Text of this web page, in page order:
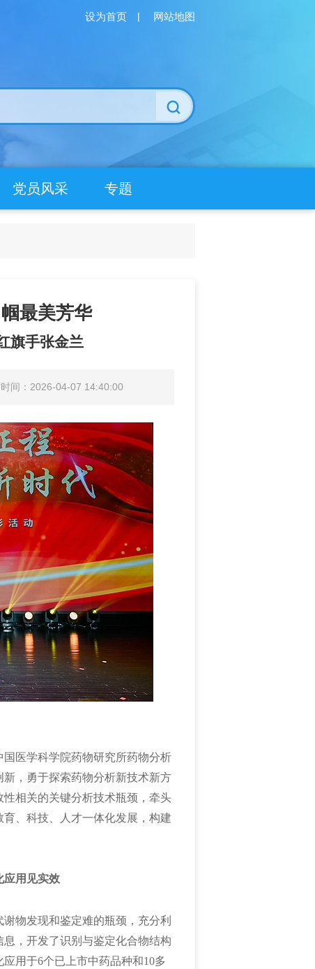
设为首页 | 网站地图
党员风采 专题
最美芳华
旗手张金兰
间：2026-04-07 14:40:00
医学科学院药物研究所药物分析
，勇于探索药物分析新技术新方
相关的关键分析技术瓶颈，牵头
、科技、人才一体化发展，构建
应用见实效
物发现和鉴定难的瓶颈，充分利
，开发了识别与鉴定化合物结构
用于6个已上市中药品种和10多